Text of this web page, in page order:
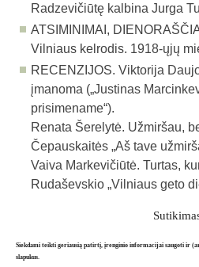
Siekdami teikti geriausią patirtį, įrenginio informacijai saugoti ir
slapukus.
Radzevičiūtę kalbina Jurga
ATSIMINIMAI,
Vilniaus kelrodis. 1918-ųjų
RECENZIJOS.Viktorija
įmanoma („Justinas
prisimename“).
Renata Šerelytė. Užmiršau,
Čepauskaitės „Aš tave
Vaiva Markevičiūtė. Turtas,
Rudaševskio „Vilniaus geto